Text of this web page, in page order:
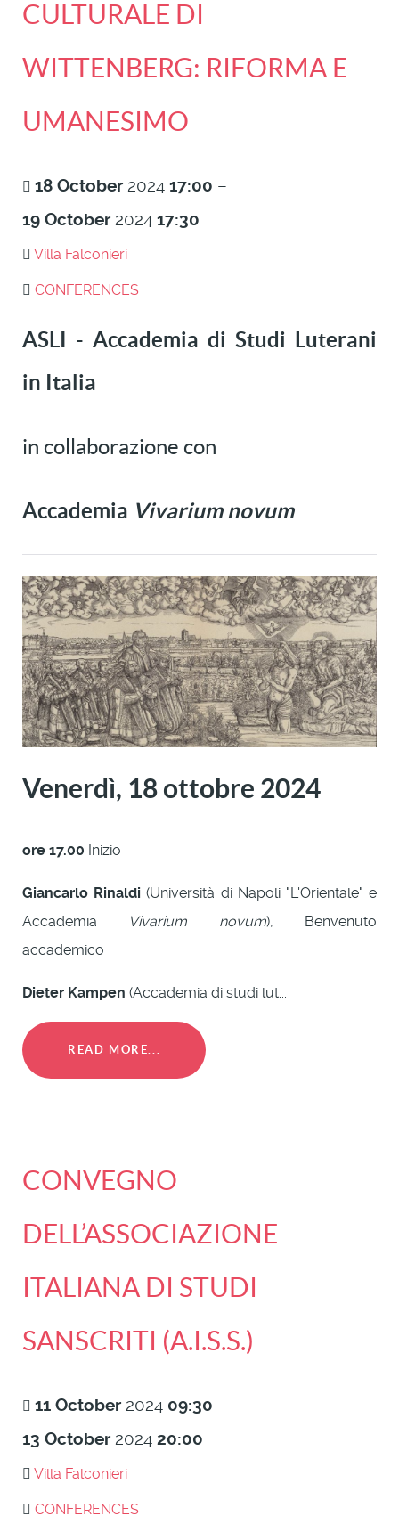
CULTURALE DI
WITTENBERG: RIFORMA E
UMANESIMO
18 October 2024 17:00 –
19 October 2024 17:30
Villa Falconieri
CONFERENCES
ASLI - Accademia di Studi Luterani
in Italia
in collaborazione con
Accademia Vivarium novum
Venerdì, 18 ottobre 2024
ore 17.00 Inizio
Giancarlo Rinaldi (Università di Napoli "L'Orientale" e
Accademia
Vivarium novum), Benvenuto
accademico
Dieter Kampen (Accademia di studi lut...
READ MORE...
CONVEGNO
DELL’ASSOCIAZIONE
ITALIANA DI STUDI
SANSCRITI (A.I.S.S.)
11 October 2024 09:30 –
13 October 2024 20:00
Villa Falconieri
CONFERENCES